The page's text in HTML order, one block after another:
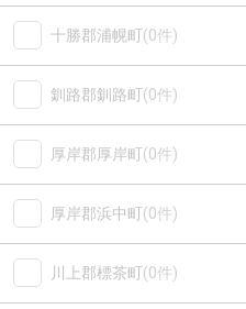
十勝郡浦幌町(0件)
釧路郡釧路町(0件)
厚岸郡厚岸町(0件)
厚岸郡浜中町(0件)
川上郡標茶町(0件)